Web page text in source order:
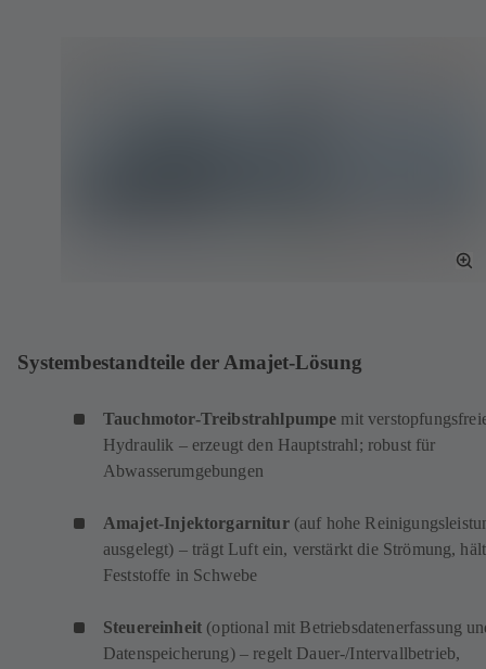
Systembestandteile der Amajet-Lösung
Tauchmotor-Treibstrahlpumpe mit
Hydraulik – erzeugt den Hauptstrahl; robust für
Abwasserumgebungen
Amajet-Injektorgarnitur(auf hohe
ausgelegt) – trägt Luft ein, verstärkt die Strömung, hält
Feststoffe in Schwebe
Steuereinheit (optional mit Betriebsdatenerfassung
Datenspeicherung) – regelt Dauer-/Intervallbetrieb,